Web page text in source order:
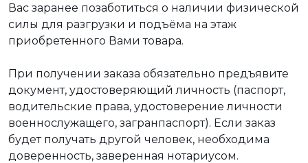
Вас заранее позаботиться о наличии физической
силы для разгрузки и подъёма на этаж
приобретенного Вами товара.
При получении заказа обязательно предъявите
документ, удостоверяющий личность (паспорт,
водительские права, удостоверение личности
военнослужащего, загранпаспорт). Если заказ
будет получать другой человек, необходима
доверенность, заверенная нотариусом.